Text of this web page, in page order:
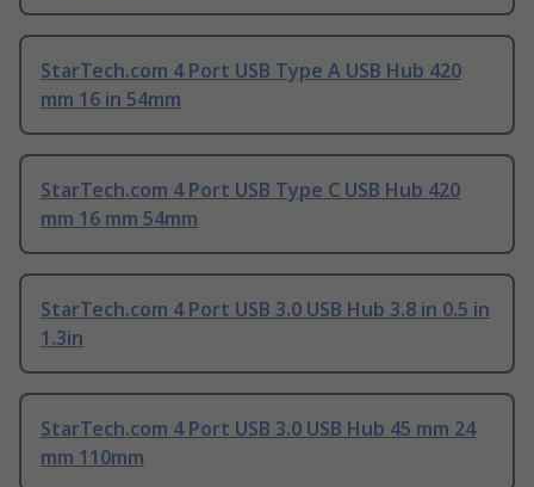
StarTech.com 4 Port USB Type A USB Hub 420
mm 16 in 54mm
StarTech.com 4 Port USB Type C USB Hub 420
mm 16 mm 54mm
StarTech.com 4 Port USB 3.0 USB Hub 3.8 in 0.5 in
1.3in
StarTech.com 4 Port USB 3.0 USB Hub 45 mm 24
mm 110mm